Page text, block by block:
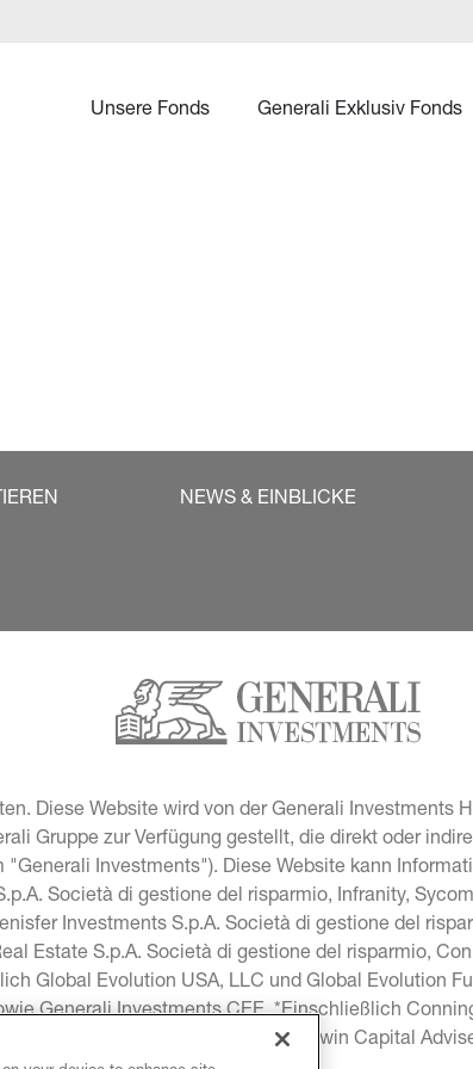
Unsere Fonds Generali Exklusiv Fonds
NEWS & EINBLICKE
Diese Website wird von der Generali Investments
Gruppe zur Verfügung gestellt, die direkt oder
Investments"). Diese Website kann
Società di gestione del risparmio, Infranity,
Investments S.p.A. Società di gestione del
Estate S.p.A. Società di gestione del risparmio,
Global Evolution USA, LLC und Global Evolution
Generali Investments CEE. *Einschließlich
Investment Products, Inc, Goodwin Capital